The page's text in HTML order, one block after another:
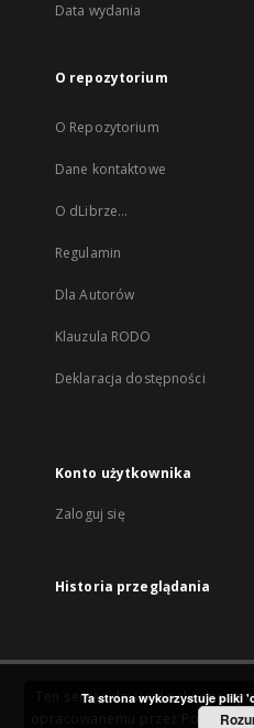
Data wydania
O repozytorium
O Repozytorium
Dane kontaktowe
O dLibrze...
Regulamin
Dla Autorów
Klauzula RODO
Deklaracja dostępności
Konto użytkownika
Zaloguj się
Historia przeglądania
Ten serwis działa dzięki
Ta strona wykorzystuje pliki